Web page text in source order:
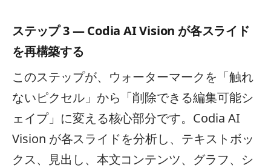
ステップ 3 — Codia AI Vision が各スライド
を再構築する
このステップが、ウォーターマークを「触れ
ないピクセル」から「削除できる編集可能シ
ェイプ」に変える核心部分です。Codia AI
Vision が各スライドを分析し、テキストボッ
クス、見出し、本文コンテンツ、グラフ、シ